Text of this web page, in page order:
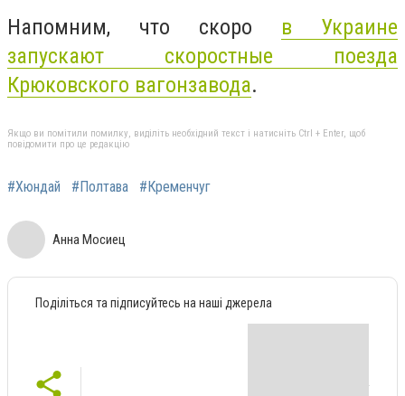
Напомним, что скоро в Украине
запускают скоростные поезда
Крюковского вагонзавода.
Якщо ви помітили помилку, виділіть необхідний текст і натисніть Ctrl + Enter, щоб
повідомити про це редакцію
#Хюндай #Полтава #Кременчуг
Анна Мосиец
Поділіться та підписуйтесь на наші джерела